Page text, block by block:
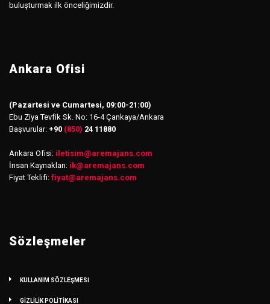
buluşturmak ilk önceliğimizdir.
Ankara Ofisi
(Pazartesi ve Cumartesi, 09:00-21:00)
Ebu Ziya Tevfik Sk. No: 16-4 Çankaya/Ankara
Başvurular: +90 (850) 24 11880
Ankara Ofisi: iletisim@aremajans.com
İnsan Kaynakları: ik@aremajans.com
Fiyat Teklifi: fiyat@aremajans.com
Sözleşmeler
KULLANIM SÖZLEŞMESİ
GİZLİLİK POLİTİKASI